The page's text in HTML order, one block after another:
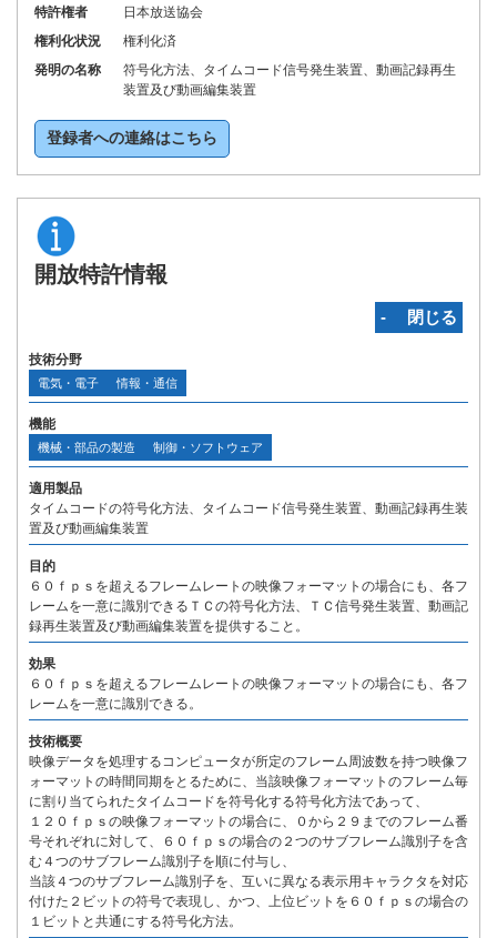
特許権者
日本放送協会
権利化状況
権利化済
発明の名称
符号化方法、タイムコード信号発生装置、動画記録再生
装置及び動画編集装置
登録者への連絡はこちら
開放特許情報
‐ 閉じる
技術分野
電気・電子 情報・通信
機能
機械・部品の製造 制御・ソフトウェア
適用製品
タイムコードの符号化方法、タイムコード信号発生装置、動画記録再生装
置及び動画編集装置
目的
６０ｆｐｓを超えるフレームレートの映像フォーマットの場合にも、各フ
レームを一意に識別できるＴＣの符号化方法、ＴＣ信号発生装置、動画記
録再生装置及び動画編集装置を提供すること。
効果
６０ｆｐｓを超えるフレームレートの映像フォーマットの場合にも、各フ
レームを一意に識別できる。
技術概要
映像データを処理するコンピュータが所定のフレーム周波数を持つ映像フ
ォーマットの時間同期をとるために、当該映像フォーマットのフレーム毎
に割り当てられたタイムコードを符号化する符号化方法であって、
１２０ｆｐｓの映像フォーマットの場合に、０から２９までのフレーム番
号それぞれに対して、６０ｆｐｓの場合の２つのサブフレーム識別子を含
む４つのサブフレーム識別子を順に付与し、
当該４つのサブフレーム識別子を、互いに異なる表示用キャラクタを対応
付けた２ビットの符号で表現し、かつ、上位ビットを６０ｆｐｓの場合の
１ビットと共通にする符号化方法。